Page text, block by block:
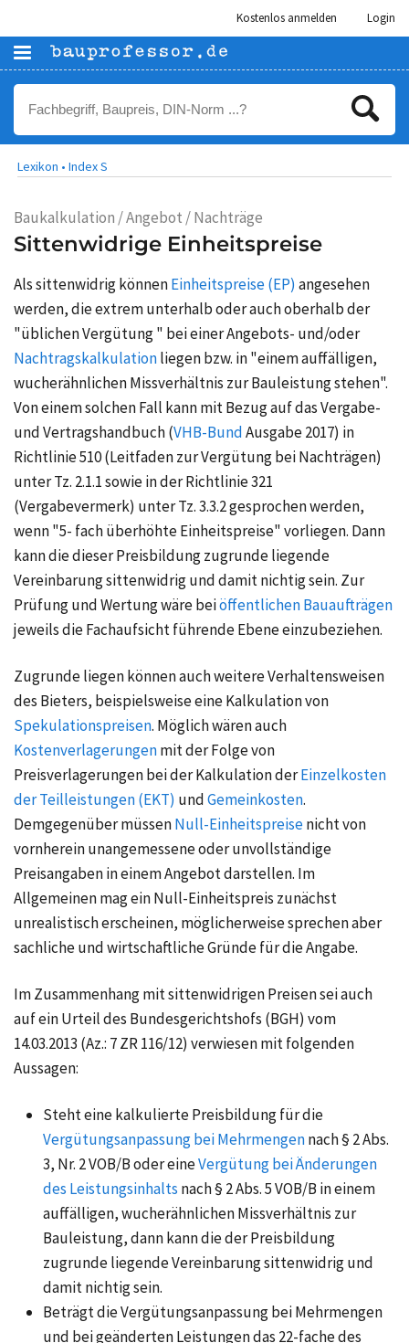
Kostenlos anmelden Login
Lexikon • Index S
Baukalkulation / Angebot / Nachträge
Sittenwidrige Einheitspreise
Als sittenwidrig könnenEinheitspreise (EP) angesehen
werden, die extrem unterhalb oder auch oberhalb der
"üblichen Vergütung" bei einer Angebots- und/oder
Nachtragskalkulationliegen bzw. in "einem auffälligen,
wucherähnlichen Missverhältnis zur Bauleistung stehen".
Von einem solchen Fall kann mit Bezug auf das Vergabe-
und Vertragshandbuch (VHB-BundAusgabe 2017) in
Richtlinie 510 (Leitfaden zur Vergütung bei Nachträgen)
unter Tz. 2.1.1 sowie in der Richtlinie 321
(Vergabevermerk) unter Tz. 3.3.2 gesprochen werden,
wenn "5- fach überhöhte Einheitspreise" vorliegen. Dann
kann die dieser Preisbildung zugrunde liegende
Vereinbarung sittenwidrig und damit nichtig sein. Zur
Prüfung und Wertung wäre beiöffentlichen Bauaufträgen
jeweils die Fachaufsicht führende Ebene einzubeziehen.
Zugrunde liegen können auch weitere Verhaltensweisen
des Bieters, beispielsweise eine Kalkulation von
Spekulationspreisen. Möglich wären auch
Kostenverlagerungenmit der Folge von
Preisverlagerungen bei der Kalkulation derEinzelkosten
der Teilleistungen (EKT) undGemeinkosten.
Demgegenüber müssenNull-Einheitspreisenicht von
vornherein unangemessene oder unvollständige
Preisangaben in einem Angebot darstellen. Im
Allgemeinen mag ein Null-Einheitspreis zunächst
unrealistisch erscheinen, möglicherweise sprechen aber
sachliche und wirtschaftliche Gründe für die Angabe.
Im Zusammenhang mit sittenwidrigen Preisen sei auch
auf ein Urteil des Bundesgerichtshofs (BGH) vom
14.03.2013 (Az.: 7 ZR 116/12) verwiesen mit folgenden
Aussagen:
Steht eine kalkulierte Preisbildung für die
Vergütungsanpassung bei Mehrmengennach § 2 Abs.
3, Nr. 2 VOB/B oder eineVergütung bei Änderungen
des Leistungsinhalts nach § 2 Abs. 5 VOB/B in einem
auffälligen, wucherähnlichen Missverhältnis zur
Bauleistung, dann kann die der Preisbildung
zugrunde liegende Vereinbarung sittenwidrig und
damit nichtig sein.
Beträgt die Vergütungsanpassung bei Mehrmengen
und bei geänderten Leistungen das 22-fache des